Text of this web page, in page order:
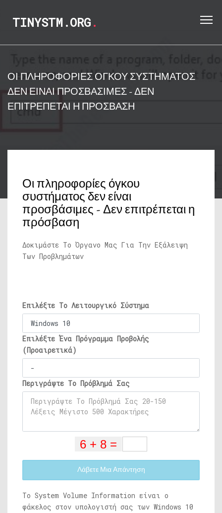
TINYSTM.ORG.
ΟΙ ΠΛΗΡΟΦΟΡΊΕΣ ΌΓΚΟΥ ΣΥΣΤΉΜΑΤΟΣ
ΔΕΝ ΕΊΝΑΙ ΠΡΟΣΒΆΣΙΜΕΣ - ΔΕΝ
ΕΠΙΤΡΈΠΕΤΑΙ Η ΠΡΌΣΒΑΣΗ
Οι πληροφορίες όγκου
συστήματος δεν είναι
προσβάσιμες - Δεν επιτρέπεται η
πρόσβαση
Δοκιμάστε Το Όργανο Μας Για Την Εξάλειψη
Των Προβλημάτων
Επιλέξτε Το Λειτουργικό Σύστημα
Επιλέξτε Ένα Πρόγραμμα Προβολής
(Προαιρετικά)
Περιγράψτε Το Πρόβλημά Σας
Λάβετε Μια Απάντηση
Το System Volume Information είναι ο
φάκελος στον υπολογιστή σας των Windows 10